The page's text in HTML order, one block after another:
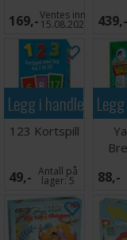
DANSK
169,-Ventes inn
15.08.2026 439,-
Legg i handlekurven
123 Kortspill
49,- Antall på
lager:5 88,-